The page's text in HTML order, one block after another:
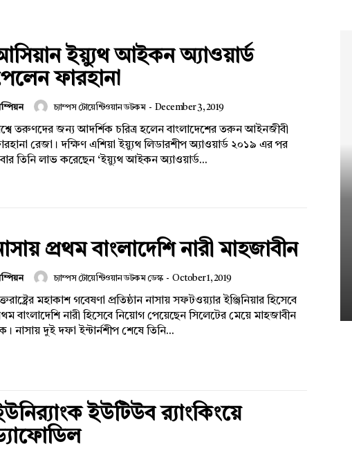
ইয়্যুথ আইকন অ্যাওয়ার্ড
ফারহানা
চ্যাম্পস টোয়েন্টিওয়ান ডটকম - December 3, 2019
তরুণদের জন্য আদর্শিক চরিত্র হলেন বাংলাদেশের তরুন আইনজীবী
রেজা। দক্ষিণ এশিয়া ইয়্যুথ লিডারশীপ অ্যাওয়ার্ড ২০১৯ এর পর
তিনি লাভ করেছেন ‘ইয়্যুথ আইকন অ্যাওয়ার্ড...
প্রথম বাংলাদেশি নারী মাহজাবীন
চ্যাম্পস টোয়েন্টিওয়ান ডটকম ডেস্ক - October 1, 2019
মহাকাশ গবেষণা প্রতিষ্ঠান নাসায় সফটওয়্যার ইঞ্জিনিয়ার হিসেবে
বাংলাদেশি নারী হিসেবে নিয়োগ পেয়েছেন সিলেটের মেয়ে মাহজাবীন
নাসায় দুই দফা ইন্টার্নশীপ শেষে তিনি...
ইউটিউব র‌্যাংকিংয়ে